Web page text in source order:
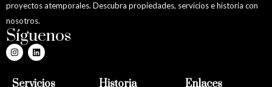
proyectos atemporales. Descubra propiedades, servicios e historia con
nosotros.
Síguenos
Servicios Historia Enlaces